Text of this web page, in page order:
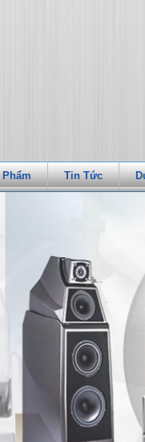
Phẩm Tin Tức